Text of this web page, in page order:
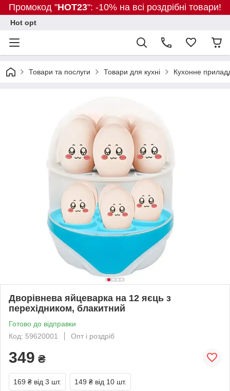
Промокод "HOT23": -10% на всі роздрібні товари!
Hot opt
Товари та послуги Товари для кухні Кухонне
Дворівнева яйцеварка на 12 яєць з
перехідником, блакитний
Готово до відправки
Код: 59620001
Опт і роздріб
349 ₴
169 ₴ від 3 шт. 149 ₴ від 10 шт.